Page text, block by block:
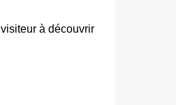
à découvrir